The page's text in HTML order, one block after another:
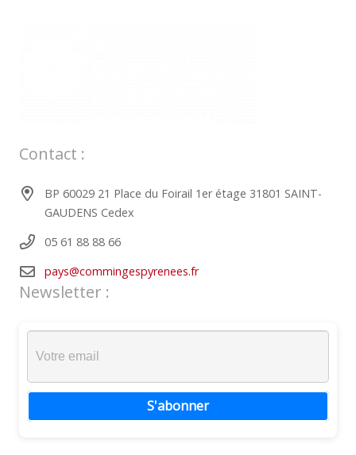
Contact :
BP 60029 21 Place du Foirail 1er étage 31801 SAINT-
GAUDENS Cedex
05 61 88 88 66
pays@commingespyrenees.fr
Newsletter :
S'abonner